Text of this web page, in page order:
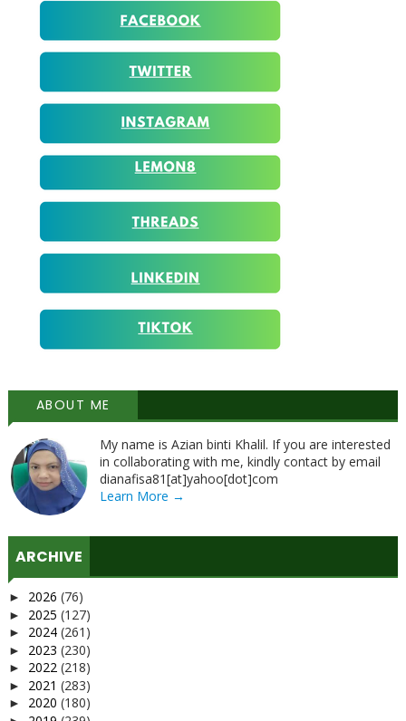
ABOUT ME
My name is Azian binti Khalil. If you are interested
in collaborating with me, kindly contact by email
dianafisa81[at]yahoo[dot]com
Learn More →
ARCHIVE
► 2026 (76)
► 2025 (127)
► 2024 (261)
► 2023 (230)
► 2022 (218)
► 2021 (283)
► 2020 (180)